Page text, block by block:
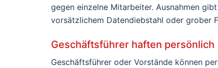
gegen einzelne Mitarbeiter. Ausnahmen
vorsätzlichem Datendiebstahl oder grober
Geschäftsführer haften persönlich
Geschäftsführer oder Vorstände können